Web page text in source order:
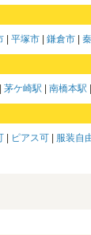
平塚市 鎌倉市
茅ケ崎駅 南橋本駅
ピアス可 服装自